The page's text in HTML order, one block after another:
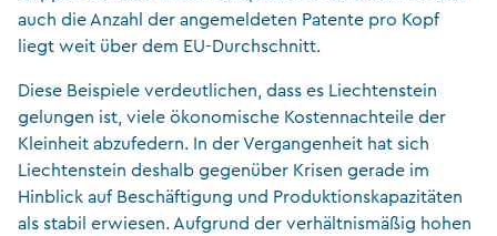
auch die Anzahl der angemeldeten Patente pro Kopf
liegt weit über dem EU-Durchschnitt.
Diese Beispiele verdeutlichen, dass es Liechtenstein
gelungen ist, viele ökonomische Kostennachteile der
Kleinheit abzufedern. In der Vergangenheit hat sich
Liechtenstein deshalb gegenüber Krisen gerade im
Hinblick auf Beschäftigung und Produktionskapazitäten
als stabil erwiesen. Aufgrund der verhältnismäßig hohen